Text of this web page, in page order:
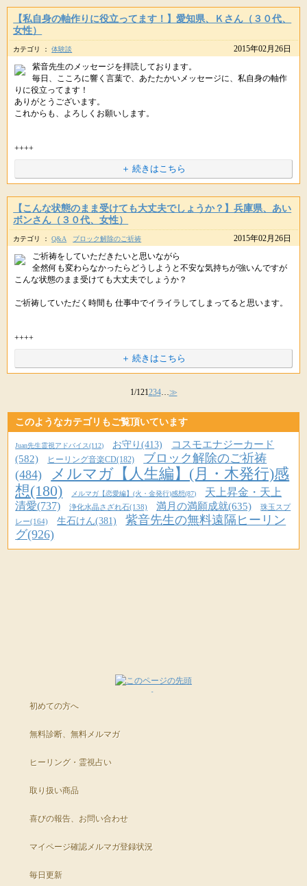
｀n)+｡ﾟ*
▼Ｍ先生監修・幸運を呼ぶ印鑑(魔除けの印鑑ケース付き)セット
http://star-mall.net/k/html/products/list.php?category_id=7
「そろそろ新しい印鑑をつくろうかな」
と考えている方に特にオススメです。
■ 今回のメルマガは、恋愛編＜火・金発行＞です。
孫先生には、星のしずくから2種類のメルマガを出していただいておりま
す。
こちらもたくさんの方にお読みいただいてますので、ぜひ覗いてみてくだ
さい。
「1日たった8秒 恋も仕事もうまくいく魔法の金運・恋愛運アップの秘
＜月・木発行＞
そして、紫音先生から毎日あなたへメッセージをお届けします。
▼毎朝更新・紫音先生の今日のメッセージ
携帯版：http://star-mall.net/shizuku/keitai/s_message/
▼メールでもお届けしています
PC・スマホ：
http://www.mag2.com/m/0001612395.html
携帯版：
http://mobile.mag2.com/mm/0001612395.html
▼フェイスブックで配信を始めました
https://www.facebook.com/todayspiritual
ぜひ「いいね」ボタンもよろしくお願いします。(人゜∀゜*)
なぜ、孫将人がつぐみ先生を推薦するのか？
不幸な人から優しく神妙な話を聞くより
ストレートなアドバイスを聞くほうが
対面アドバイスをしている恋愛と結婚のカウンセラー。
恋愛相談の対面相談も行っているとっても楽しく優しい人柄です。
ぜひ、つぐみ先生から
URLをコピペしてシェアもできます。
先日、ご案内しました
葵先生のバッグチャームですが
予想を超えるたくさんの方にお申し込みを
いただき、ありがとうございます。(*'∀'*)ゝ
▼葵先生「天使のバッグチャーム」
PC･ｽﾏﾎ : http://star-mall.net/shizuku/item/bagcharm/
携帯版 :http://star-mall.net/shizuku/keitai/bagcharm/
ただいま、金運（アバンダンティア）の
お届けが遅れておりますがご用意が整い次第お送りしますね。
そして、まもなく
紫音先生の新しいアイテムをご紹介できそうです。
新月のヒーリングまで待たなくても
紫音先生のヒーリングを身近に感じられるよう
※今回のメルマガは、人生編＜月・木発行＞です。
スピリチュアル恋愛メルマガ＜火・金発行＞
PC・スマホ :http://star-mall.net/shizuku/menu/mag_love/
携帯版 :http://mobile.mag2.com/mm/0001162596.html
孫先生は、アメブロでも記事を書いておられます。
http://ameblo.jp/sohnmasato/
なかには、メルマガではお伝えしていないことも・・(*・ノェ・)コッソリ
最近は過去の恋愛コラムを中心に
ＰＣ版：
http://www.mag2.com/m/0001612395.html
携帯版： http://mobile.mag2.com/mm/0001612395.html
https://www.facebook.com/todayspiritual/
・・・・・・・・・・・・・・・・・・・・・・・
こんにちは、孫将人です♪(ｏ'∀'ｏ)ノ
そして、バッグチャームですが
コスモエナジーカードの上に置いていただいて大丈夫ですよ。
夜寝る前に置いておかれると、浄化されて
朝起きたときに、キラキラが増しているかもしれませんね。
ぜひこれからも、キラキラを楽しみながら
また何かよいことや、嬉しいことがありましたら教えてくださいね。ヾ(*´o
｀*)
▼葵先生「天使のバッグチャーム」
PC･ｽﾏﾎ :http://star-mall.net/shizuku/item/bagcharm/
携帯版 :http://star-mall.net/shizuku/keitai/bagcharm/
▼コスモエナジーカード
PC･スマホ :http://star-mall.net/shizuku/item/cosmo/
携帯版 :http://star-mall.net/shizuku/keitai/cosmo/
わりに使うことは避けてください。医師の指示を尊重・最優先してくだ
さいね。
URLをコピペしてシェアもできます。
星のしずくより
++++
こんばんは。
星のしずくです。(*＾-＾*)
いつもメルマガをお読みくださり、感謝しております。
孫先生のコラムがお役に立ったようで何よりです。
また何かよいことがありましたら、教えてくださいね。(o'∀'o)ゞ
▼ メルマガはコチラ
PC・ｽﾏﾎ :http://www.star-mall.net/shizuku/menu/maglist/
携帯版 :http://www.star-mall.net/shizuku/keitai/1menu/maglist/
※掲載している内容は、星のしずくに寄せられた個人の体験談で 効果には
個人差があり、すべての方が実感するものではありません。
※ヒーリングはお薬ではありませんので医師から処方された薬や治療の代
URLをコピペしてシェアもできます。
【私自身の軸作りに役立ってます！】愛知県、Ｋさん（３０代、
女性）
カテゴリ ：体験談
2015年02月26日
紫音先生のメッセージを拝読しております。
毎日、こころに響く言葉で、あたたかいメッセージに、私自身の軸作
りに役立ってます！
ありがとうございます。
これからも、よろしくお願いします。
++++
こんばんは。
星のしずくです。(*＾-＾*)
いつも紫音先生のメッセージをお読みくださり、感謝しております。
ご参考にしていただけているようで何よりです。
▼毎朝更新・紫音先生の今日のメッセージ
PC・スマホ：http://star-mall.net/shizuku/menu/s_message/
PC・スマホ： http://www.mag2.com/m/0001612395.html
携帯版： http://mobile.mag2.com/mm/0001612395.html
▼フェイスブックで配信を始めました
https://www.facebook.com/todayspiritual
※掲載している内容は、星のしずくに寄せられた個人の体験談で 効果には
個人差があり、すべての方が実感するものではありません。
※ヒーリングはお薬ではありませんので医師から処方された薬や治療の代
わりに使うことは避けてください。医師の指示を尊重・最優先してくだ
さいね。
＋ 続きはこちら
【こんな状態のまま受けても大丈夫でしょうか？】兵庫県、あい
ボンさん（３０代、女性）
カテゴリ ：Q&A ブロック解除のご祈祷
2015年02月26日
ご祈祷をしていただきたいと思いながら
全然何も変わらなかったらどうしようと不安な気持ちが強いんですが
こんな状態のまま受けても大丈夫でしょうか？
ご祈祷していただく時間も 仕事中でイライラしてしまってると思います。
++++
ブロック解除のご祈祷にお申込みいただき、感謝しております。
> ご祈祷をしていただきたいと思いながら、全然何も変わらなかったらど
うしようと
> 不安な気持ちが強いんですが、こんな状態のまま受けても大丈夫でしょ
うか？
> ご祈祷していただく時間も 仕事中でイライラしてしまってると思いま
す。
大丈夫かな、ダメかも・・という気持ちがあると
よい流れをシャットアウトしてしまいますので
できるだけ、ゆったりした気持ち、委ねる気持ちを
意識してお過ごしくださいね。
PC・スマホ :http://star-mall.net/shizuku/item/gokito/
＋ 続きはこちら
1/121234…≫
このようなカテゴリもご覧頂いています
Juan先生霊視アドバイス(112) お守り(413)
コスモエナジーカード
(582)
ヒーリング音楽CD(182)
ブロック解除のご祈祷
(484)
メルマガ【人生編】(月・木発行)感
想(180)
メルマガ【恋愛編】(火・金発行)感想(87)
天上昇金・天上
清愛(737)
浄化水晶さざれ石(138) 満月の満願成就(635)
珠玉スプ
レー(164)
生石けん(381)
紫音先生の無料遠隔ヒーリン
グ(926)
初めての方へ
無料診断、無料メルマガ
ヒーリング・霊視占い
取り扱い商品
喜びの報告、お問い合わせ
マイページ確認メルマガ登録状況
毎日更新